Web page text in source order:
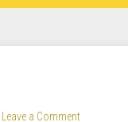
Leave a Comment